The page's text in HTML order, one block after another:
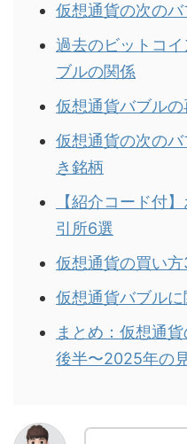
仮想通貨の次のバ
過去のビットコ
ブルの関係
仮想通貨バブル
仮想通貨の次の
き銘柄
【紹介コード付
引所6選
仮想通貨の買い
仮想通貨バブル
まとめ：仮想通
後半〜2025年の